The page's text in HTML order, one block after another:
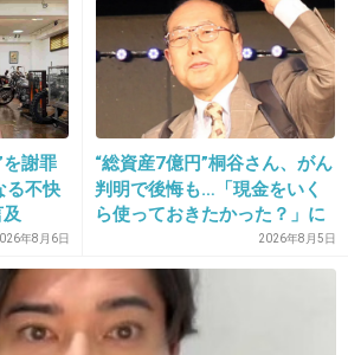
+6 -4
地元が田舎な為に成人式がお正月に
粧品コーナーで店長になり12月31日は
の書類に追われとても大変でした。
員食堂で挨拶を交わしながら楽しそ
は挨拶だけすませ周りが真っ暗で自
を謝罪
る不快
年8月6日
“総資産7億円”桐谷さん、がん
判明で後悔も…「現金をいく
ら使っておきたかった？」に
2026年8月5日